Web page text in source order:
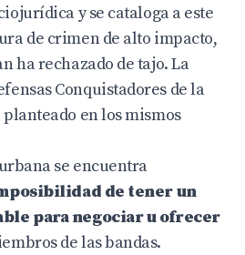
y se cataloga a este
de crimen de alto impacto,
ha rechazado de tajo. La
Conquistadores de la
planteado en los mismos
se encuentra
de tener un
para negociar u ofrecer
de las bandas.